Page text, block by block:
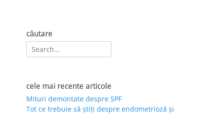
căutare
Search
for:
cele mai recente articole
Mituri demontate despre SPF
Tot ce trebuie să știți despre endometrioză și